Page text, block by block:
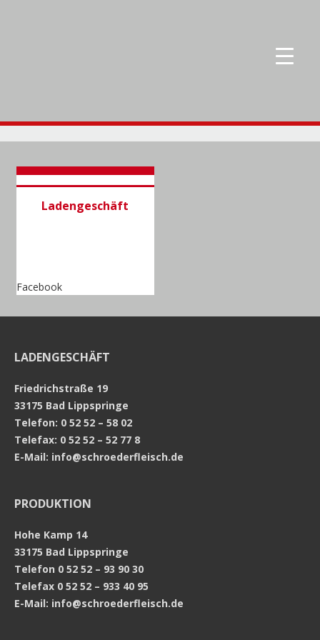
Ladengeschäft
Facebook
LADENGESCHÄFT
Friedrichstraße 19
33175 Bad Lippspringe
Telefon: 0 52 52 – 58 02
Telefax: 0 52 52 – 52 77 8
E-Mail: info@schroederfleisch.de
PRODUKTION
Hohe Kamp 14
33175 Bad Lippspringe
Telefon 0 52 52 – 93 90 30
Telefax 0 52 52 – 933 40 95
E-Mail: info@schroederfleisch.de